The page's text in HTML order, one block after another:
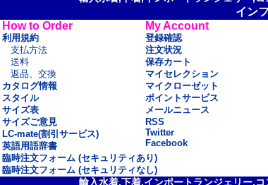
イン
How to Order
利用規約
支払方法
送料
返品、交換
カタログ情報
スタイル
サイズ表
サイズご意見
LC-mate(割引サービス)
英語用語辞書
My Account
登録確認
注文状況
保存カート
マイセレクション
マイクローゼット
ポイントサービス
メールニュース
RSS
Twitter
Facebook
臨時注文フォーム (セキュリティあり)
臨時注文フォーム (セキュリティなし)
輸入水着,下着,インポートランジェリー,